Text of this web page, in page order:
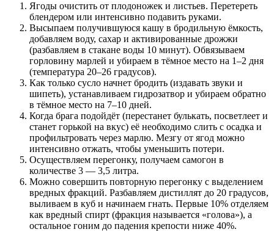
Ягоды очистить от плодоножек и листьев. Перетереть
блендером или интенсивно подавить руками.
Высыпаем получившуюся кашу в бродильную ёмкость,
добавляем воду, сахар и активированные дрожжи
(разбавляем в стакане воды 10 минут). Обвязываем
горловину марлей и убираем в тёмное место на 1–2 дня
(температура 20–26 градусов).
Как только сусло начнет бродить (издавать звуки и
шипеть), устанавливаем гидрозатвор и убираем обратно
в тёмное место на 7–10 дней.
Когда брага подойдёт (перестанет булькать, посветлеет и
станет горькой на вкус) её необходимо слить с осадка и
профильтровать через марлю. Мезгу от ягод можно
интенсивно отжать, чтобы уменьшить потери.
Осуществляем перегонку, получаем самогон в
количестве 3 — 3,5 литра.
Можно совершить повторную перегонку с выделением
вредных фракций. Разбавляем дистиллят до 20 градусов,
выливаем в куб и начинаем гнать. Первые 10% отделяем
как вредный спирт (фракция называется «голова»), а
остальное гоним до падения крепости ниже 40%.